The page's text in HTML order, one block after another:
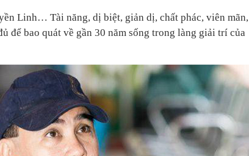
Linh… Tài năng, dị biệt, giản dị, chất phác, viên mãn,
để bao quát về gần 30 năm sống trong làng giải trí của